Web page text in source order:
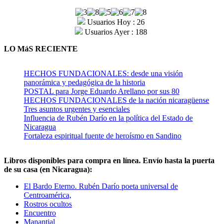
Usuarios Hoy : 26
Usuarios Ayer : 188
LO MáS RECIENTE
HECHOS FUNDACIONALES: desde una visión
panorámica y pedagógica de la historia
POSTAL para Jorge Eduardo Arellano por sus 80
HECHOS FUNDACIONALES de la nación nicaragüense
Tres asuntos urgentes y esenciales
Influencia de Rubén Darío en la política del Estado de
Nicaragua
Fortaleza espiritual fuente de heroísmo en Sandino
Libros disponibles para compra en línea. Envío hasta la puerta
de su casa (en Nicaragua):
El Bardo Eterno. Rubén Darío poeta universal de
Centroamérica,
Rostros ocultos
Encuentro
Manantial